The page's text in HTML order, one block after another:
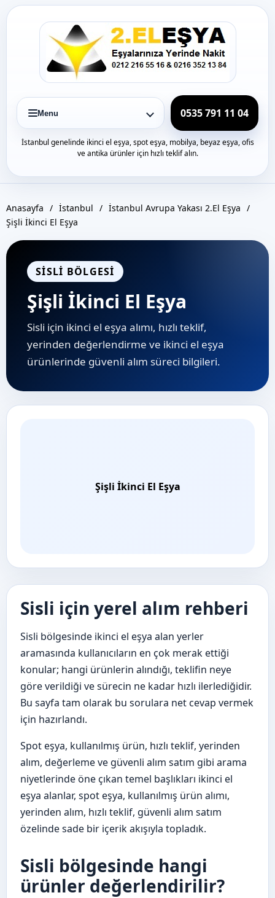
Icerige
Menu 0535 791 11 04
İstanbul genelinde ikinci el eşya, spot eşya, mobilya, beyaz eşya, ofis
ve antika ürünler için hızlı teklif alın.
Anasayfa / İstanbul / İstanbul Avrupa Yakası 2.El Eşya /
Şişli İkinci El Eşya
SISLI BÖLGESI
Şişli İkinci El Eşya
Sisli için ikinci el eşya alımı, hızlı teklif,
yerinden değerlendirme ve i̇kinci el eşya
ürünlerinde güvenli alım süreci bilgileri.
Şişli İkinci El Eşya
Sisli için yerel alım rehberi
Sisli bölgesinde ikinci el eşya alan yerler
aramasında kullanıcıların en çok merak ettiği
konular; hangi ürünlerin alındığı, teklifin neye
göre verildiği ve sürecin ne kadar hızlı ilerlediğidir.
Bu sayfa tam olarak bu sorulara net cevap vermek
için hazırlandı.
Spot eşya, kullanılmış ürün, hızlı teklif, yerinden
alım, değerleme ve güvenli alım satım gibi arama
niyetlerinde öne çıkan temel başlıkları ikinci el
eşya alanlar, spot eşya, kullanılmış ürün alımı,
yerinden alım, hızlı teklif, güvenli alım satım
özelinde sade bir içerik akışıyla topladık.
Sisli bölgesinde hangi
ürünler değerlendirilir?